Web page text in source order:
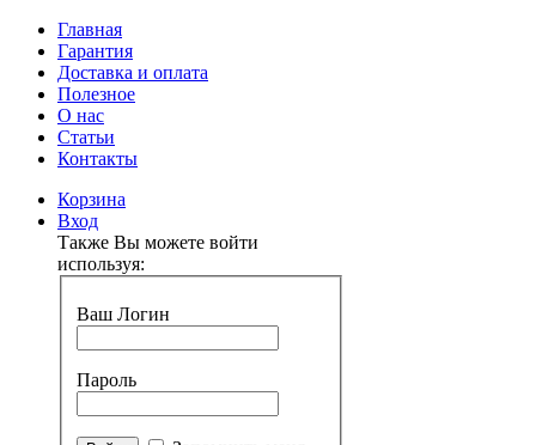
Главная
Гарантия
Доставка и оплата
Полезное
О нас
Статьи
Контакты
Корзина
Вход
Также Вы можете войти
используя:
Ваш Логин
Пароль